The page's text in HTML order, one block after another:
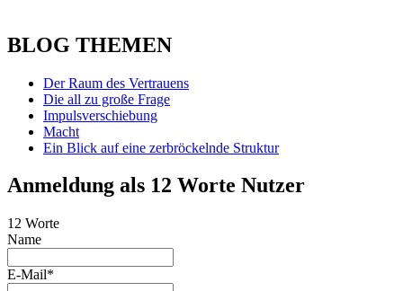
BLOG THEMEN
Der Raum des Vertrauens
Die all zu große Frage
Impulsverschiebung
Macht
Ein Blick auf eine zerbröckelnde Struktur
Anmeldung als 12 Worte Nutzer
12 Worte
Name
E-Mail*